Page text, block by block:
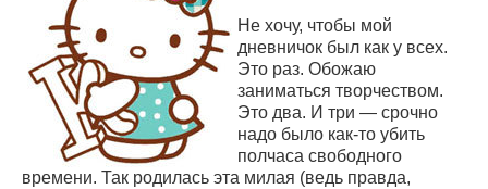
Не хочу, чтобы мой
дневничок был как у всех.
Это раз. Обожаю
заниматься творчеством.
Это два. И три — срочно
надо было как-то убить
полчаса свободного
времени. Так родилась эта милая (ведь правда,